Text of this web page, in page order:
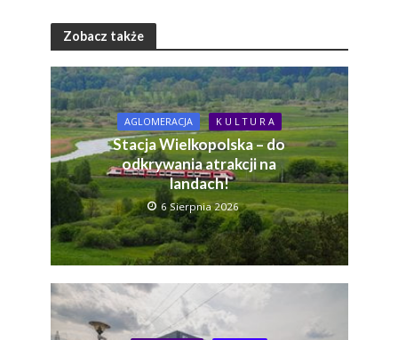
Zobacz także
AGLOMERACJA K U L T U R A
Stacja Wielkopolska – do
odkrywania atrakcji na
landach!
6 Sierpnia 2026